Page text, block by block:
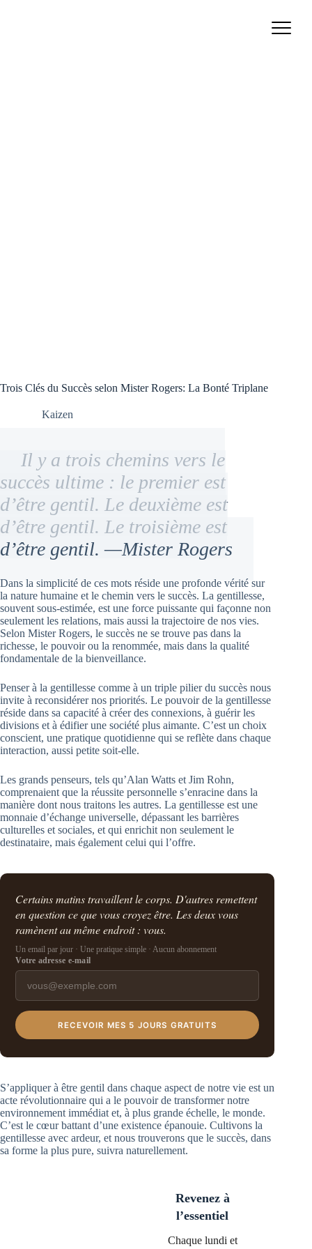
Trois Clés du Succès selon Mister Rogers: La Bonté Triplane
Kaizen
Il y a trois chemins vers le
succès ultime : le premier est
d’être gentil. Le deuxième est
d’être gentil. Le troisième est
d’être gentil. —Mister Rogers
Dans la simplicité de ces mots réside une profonde vérité sur
la nature humaine et le chemin vers le succès. La gentillesse,
souvent sous-estimée, est une force puissante qui façonne non
seulement les relations, mais aussi la trajectoire de nos vies.
Selon Mister Rogers, le succès ne se trouve pas dans la
richesse, le pouvoir ou la renommée, mais dans la qualité
fondamentale de la bienveillance.
Penser à la gentillesse comme à un triple pilier du succès nous
invite à reconsidérer nos priorités. Le pouvoir de la gentillesse
réside dans sa capacité à créer des connexions, à guérir les
divisions et à édifier une société plus aimante. C’est un choix
conscient, une pratique quotidienne qui se reflète dans chaque
interaction, aussi petite soit-elle.
Les grands penseurs, tels qu’Alan Watts et Jim Rohn,
comprenaient que la réussite personnelle s’enracine dans la
manière dont nous traitons les autres. La gentillesse est une
monnaie d’échange universelle, dépassant les barrières
culturelles et sociales, et qui enrichit non seulement le
destinataire, mais également celui qui l’offre.
Certains matins travaillent le corps. D'autres remettent
en question ce que vous croyez être. Les deux vous
ramènent au même endroit : vous.
Un email par jour · Une pratique simple · Aucun abonnement
Votre adresse e-mail
RECEVOIR MES 5 JOURS GRATUITS
S’appliquer à être gentil dans chaque aspect de notre vie est un
acte révolutionnaire qui a le pouvoir de transformer notre
environnement immédiat et, à plus grande échelle, le monde.
C’est le cœur battant d’une existence épanouie. Cultivons la
gentillesse avec ardeur, et nous trouverons que le succès, dans
sa forme la plus pure, suivra naturellement.
Revenez à
l’essentiel
Chaque lundi et